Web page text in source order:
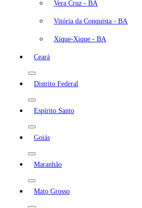
Vera Cruz - BA
Vitória da Conquista - BA
Xique-Xique - BA
Ceará
Distrito Federal
Espírito Santo
Goiás
Maranhão
Mato Grosso